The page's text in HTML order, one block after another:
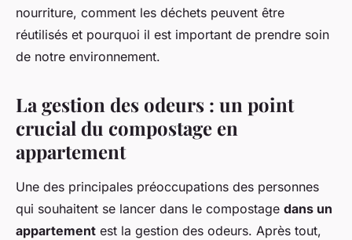
nourriture, comment les déchets peuvent être
réutilisés et pourquoi il est important de prendre soin
de notre environnement.
La gestion des odeurs : un point
crucial du compostage en
appartement
Une des principales préoccupations des personnes
qui souhaitent se lancer dans le compostage dans un
appartement est la gestion des odeurs. Après tout,